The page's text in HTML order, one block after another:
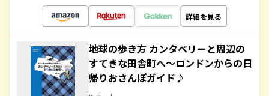
詳細を見る
地球の歩き方 カンタベリーと周辺の
すてきな田舎町へ～ロンドンからの日
帰りおさんぽガイド♪